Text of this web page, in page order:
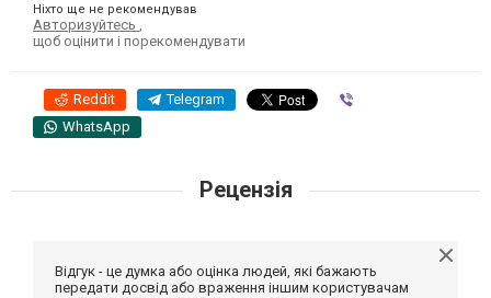
Ніхто ще не рекомендував
Авторизуйтесь
щоб оцінити і порекомендувати
Reddit Telegram
WhatsApp
Рецензія
Відгук - це думка або оцінка людей, які бажають
передати досвід або враження іншим користувачам